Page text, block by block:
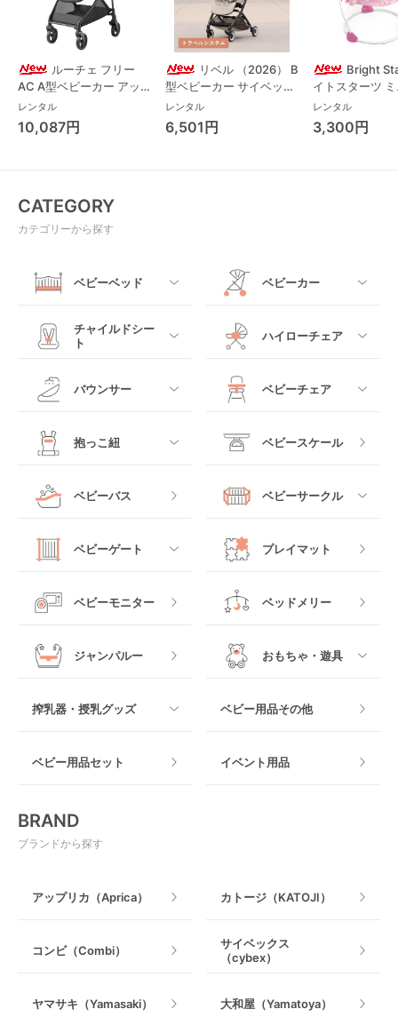
ルーチェ フリー
AC A型ベビーカー アッ
プリカ(Aprica) A型ベビ
ーカー アップリカ
(Aprica)
レンタル
10,087円
リベル （2026） B
型ベビーカー サイベック
ス(cybex)
レンタル
6,501円
Bright
イトスターツ
ス フォーエバ
レンド ジャン
パルー キッズ
レンタル
3,300円
CATEGORY
カテゴリーから探す
ベビーベッド
すべて
レギュラーサイズベビ
ベッドインベッド
クーファン
マットレス・布団
ベビーベッドその他
ベビーカー
すべて
ベビーカーその他
チャイルドシー
ト
すべて
ジュニアシート
チャイルドシートその
他
ハイローチェア
すべて
バウンサー
すべて
ロッキングタイプ
ベビーチェア
すべて
テーブルチェア
抱っこ紐
すべて
ヒップシート
抱っこ紐その他
ベビースケール
ベビーバス ベビーサークル
すべて
木製
マット製
ベビーゲート
すべて
プレイマット
ベビーモニター ベッドメリー
ジャンパルー おもちゃ・遊具
室内遊具
搾乳器・授乳グッズ
授乳グッズ・ママ用品
ベビー用品その他
ベビー用品セット イベント用品
BRAND
ブランドから探す
アップリカ（Aprica） カトージ（KATOJI）
コンビ（Combi）
サイベックス
（cybex）
ヤマサキ（Yamasaki） 大和屋（Yamatoya）